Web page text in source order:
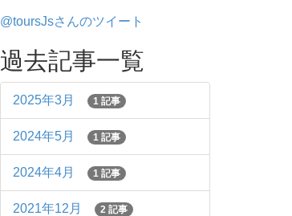
@toursJsさんのツイート
過去記事一覧
2025年3月 1 記事
2024年5月 1 記事
2024年4月 1 記事
2021年12月 2 記事